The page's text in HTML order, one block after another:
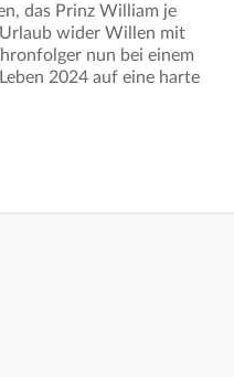
das Prinz William je
wider Willen mit
nun bei einem
2024 auf eine harte